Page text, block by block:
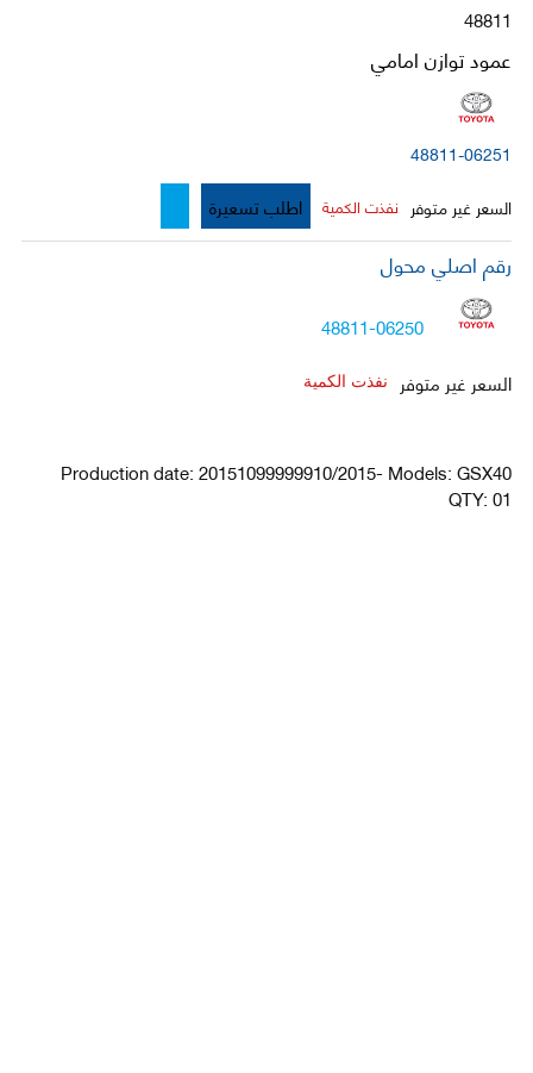
48811
عمود توازن امامي
48811-06251
السعر غير متوفر نفذت الكمية اطلب تسعيرة
رقم اصلي محول
48811-06250
السعر غير متوفر
نفذت الكمية
Production date: 20151099999910/2015- Models: GSX40
QTY: 01